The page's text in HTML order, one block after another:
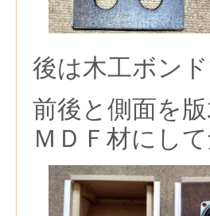
後は木工ボン
前後と側面を
ＭＤＦ材にし